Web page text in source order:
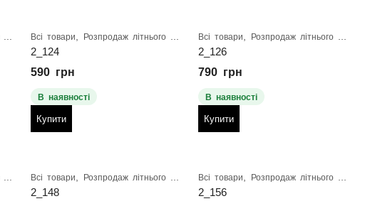
Всі товари Розпродаж літнього взуття
2_124
590 грн
В наявності
Купити
Всі товари Розпродаж літнього взуття
2_126
790 грн
В наявності
Купити
Всі товари Розпродаж літнього взуття
2_148
Всі товари Розпродаж літнього взуття
2_156